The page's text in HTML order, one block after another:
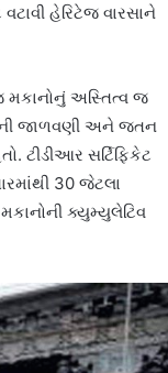
હેરિટેજ વારસાને
મકાનોનું અસ્તિત્વ જ
જાળવણી અને જતન
ટીડીઆર સર્ટિફિકેટ
30 જેટલા
ક્યુમ્યુલેટિવ